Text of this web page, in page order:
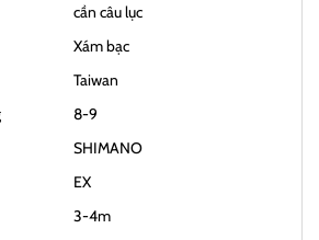
cần câu lục
Xám bạc
Taiwan
8-9
SHIMANO
EX
3-4m